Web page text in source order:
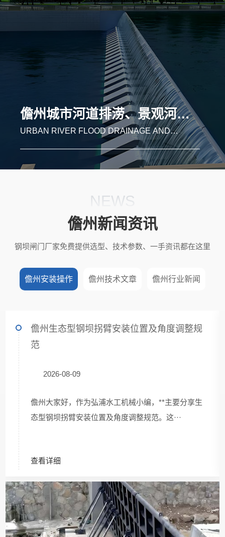
儋州湿地补水、自然保护区河道生态修复
WETLAND WATER REPLENISHMENT AND
RIVER ECOLOGICAL RESTORATION IN
NEWS
儋州新闻资讯
钢坝闸门厂家免费提供选型、技术参数、一手资讯都在这里
儋州安装操作 儋州技术文章 儋州行业新闻
儋州生态型钢坝拐臂安装位置及角度调整规
范
2026-08-09
儋州大家好，作为弘浦水工机械小编，**主要分享生
态型钢坝拐臂安装位置及角度调整规范。这···
查看详细